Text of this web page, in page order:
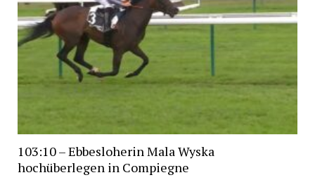
103:10 – Ebbesloherin Mala Wyska
hochüberlegen in Compiegne